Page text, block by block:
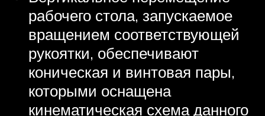
рабочего стола, запускаемое
вращением соответствующей
рукоятки, обеспечивают
коническая и винтовая пары,
которыми оснащена
кинематическая схема данного